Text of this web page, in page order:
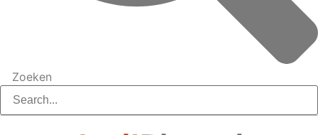
Zoeken